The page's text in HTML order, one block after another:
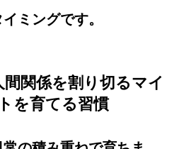
ミングです。
関係を割り切るマイ
を育てる習慣